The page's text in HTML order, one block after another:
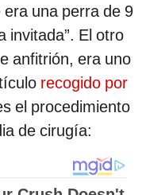
una perra de 9
invitada”. El otro
anfitrión, era uno
recogido por
el procedimiento
de cirugía: